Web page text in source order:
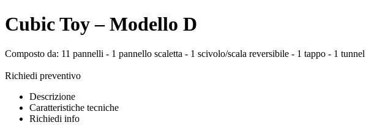
Cubic Toy – Modello D
Composto da: 11 pannelli - 1 pannello scaletta - 1 scivolo/scala reversibile - 1 tappo - 1
Richiedi preventivo
Descrizione
Caratteristiche tecniche
Richiedi info